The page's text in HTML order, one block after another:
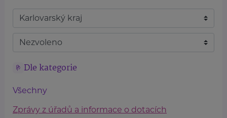
Dle kategorie
Všechny
Zprávy z úřadů a informace o dotacích